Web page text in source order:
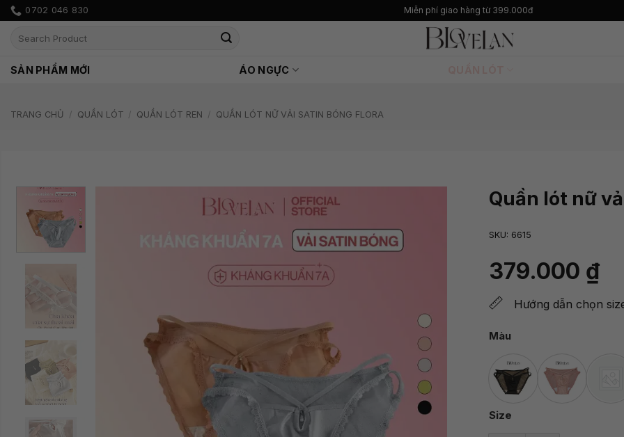
Bỏ
qua
0702 046 830 Ưu đãi giảm giá lên đến 50%
SẢN PHẨM MỚI ÁO NGỰC
TRANG CHỦ / QUẦN LÓT / QUẦN LÓT REN / QUẦN LÓT NỮ VẢI SATIN BÓNG FLORA
Quần lót nữ
SKU: 6615
379.000 ₫
Hướng dẫn chọn
Màu
Size